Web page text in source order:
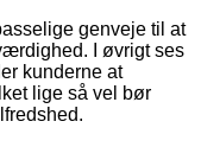
genveje til at
I øvrigt ses
kunderne at
lige så vel bør